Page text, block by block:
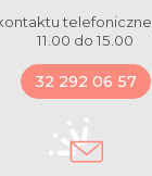
11.00 do 15.00
32 292 06 57